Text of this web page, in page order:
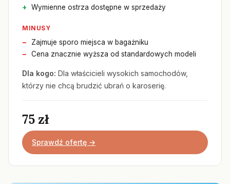
Wymienne ostrza dostępne w sprzedaży
MINUSY
Zajmuje sporo miejsca w bagażniku
Cena znacznie wyższa od standardowych modeli
Dla kogo: Dla właścicieli wysokich samochodów,
którzy nie chcą brudzić ubrań o karoserię.
75 zł
Sprawdź ofertę →